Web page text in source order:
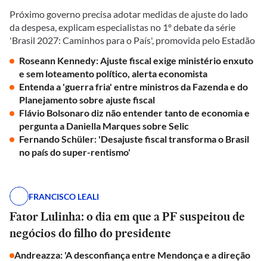
Próximo governo precisa adotar medidas de ajuste do lado
da despesa, explicam especialistas no 1º debate da série
'Brasil 2027: Caminhos para o País', promovida pelo Estadão
Roseann Kennedy: Ajuste fiscal exige ministério enxuto
e sem loteamento político, alerta economista
Entenda a 'guerra fria' entre ministros da Fazenda e do
Planejamento sobre ajuste fiscal
Flávio Bolsonaro diz não entender tanto de economia e
pergunta a Daniella Marques sobre Selic
Fernando Schüler: 'Desajuste fiscal transforma o Brasil
no país do super-rentismo'
FRANCISCO LEALI
Fator Lulinha: o dia em que a PF suspeitou de
negócios do filho do presidente
Andreazza: 'A desconfiança entre Mendonça e a direção